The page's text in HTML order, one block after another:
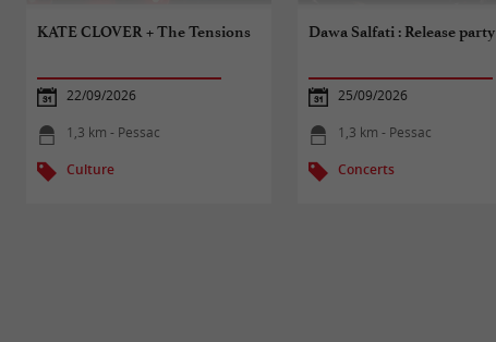
KATE CLOVER + The Tensions
22/09/2026
1,3 km - Pessac
Culture
Dawa Salfati : Release party
25/09/2026
1,3 km - Pessac
Concerts